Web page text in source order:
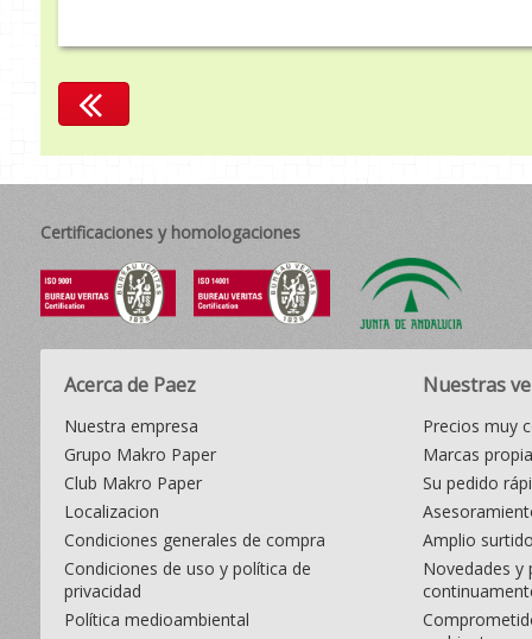
Certificaciones y homologaciones
Acerca de Paez
Nuestra empresa
Grupo Makro Paper
Club Makro Paper
Localizacion
Condiciones generales de compra
Condiciones de uso y política de
privacidad
Política medioambiental
Nuestras
Precios muy
Marcas
Su pedido
Amplio
Novedades y